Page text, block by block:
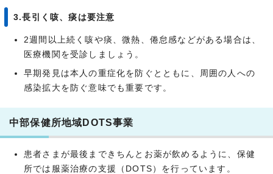
3.長引く咳、痰は要注意
2週間以上続く咳や痰、微熱、倦怠感などがある場合は、
医療機関を受診しましょう。
早期発見は本人の重症化を防ぐとともに、周囲の人への
感染拡大を防ぐ意味でも重要です。
中部保健所地域DOTS事業
患者さまが最後まできちんとお薬が飲めるように、保健
所では服薬治療の支援（DOTS）を行っています。